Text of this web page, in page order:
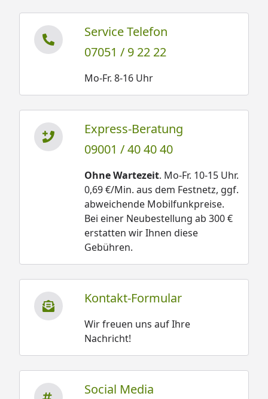
Service Telefon
07051 / 9 22 22
Mo-Fr. 8-16 Uhr
Express-Beratung
09001 / 40 40 40
Ohne Wartezeit. Mo-Fr. 10-15 Uhr.
0,69 €/Min. aus dem Festnetz, ggf.
abweichende Mobilfunkpreise.
Bei einer Neubestellung ab 300 €
erstatten wir Ihnen diese
Gebühren.
Kontakt-Formular
Wir freuen uns auf Ihre
Nachricht!
Social Media